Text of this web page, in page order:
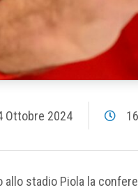
Ottobre 2024
stadio Piola la